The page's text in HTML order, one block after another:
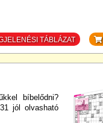
TÁBLÁZAT
bíbelődni?
jól olvasható